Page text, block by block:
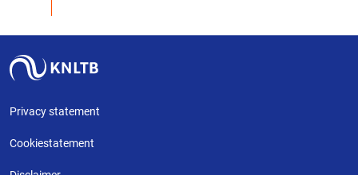
Privacy statement
Cookiestatement